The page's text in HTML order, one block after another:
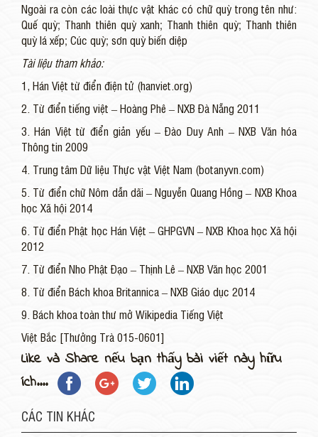
Ngoài ra còn các loài thực vật khác có chữ quỳ trong tên như:
Quế quỳ; Thanh thiên quỳ xanh; Thanh thiên quỳ; Thanh thiên
quỳ lá xếp; Cúc quỳ; sơn quỳ biến diệp
Tài liệu tham khảo:
1, Hán Việt từ điển điện tử (hanviet.org)
2. Từ điển tiếng việt – Hoàng Phê – NXB Đà Nẵng 2011
3. Hán Việt từ điển giản yếu – Đào Duy Anh – NXB Văn hóa
Thông tin 2009
4. Trung tâm Dữ liệu Thực vật Việt Nam (botanyvn.com)
5. Từ điển chữ Nôm dẫn dãi – Nguyễn Quang Hồng – NXB Khoa
học Xã hội 2014
6. Từ điển Phật học Hán Việt – GHPGVN – NXB Khoa học Xã hội
2012
7. Từ điển Nho Phật Đạo – Thịnh Lê – NXB Văn học 2001
8. Từ điển Bách khoa Britannica – NXB Giáo dục 2014
9. Bách khoa toàn thư mở Wikipedia Tiếng Việt
Việt Bắc [Thưởng Trà 015-0601]
Like và Share nếu bạn thấy bài viết này hữu
ích....
CÁC TIN KHÁC